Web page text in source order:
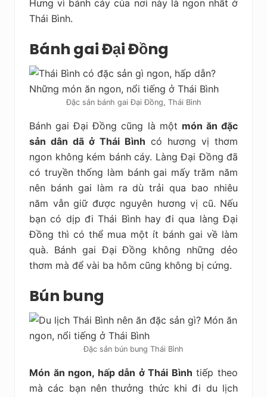
Hưng vì bánh cáy của nơi này là ngon nhất ở
Thái Bình.
Bánh gai Đại Đồng
Đặc sản bánh gai Đại Đồng, Thái Bình
Bánh gai Đại Đồng cũng là một món ăn đặc
sản dân dã ở Thái Bình có hương vị thơm
ngon không kém bánh cáy. Làng Đại Đồng đã
có truyền thống làm bánh gai mấy trăm năm
nên bánh gai làm ra dù trải qua bao nhiêu
năm vẫn giữ được nguyên hương vị cũ. Nếu
bạn có dịp đi Thái Bình hay đi qua làng Đại
Đồng thì có thể mua một ít bánh gai về làm
quà. Bánh gai Đại Đồng không những dẻo
thơm mà để vài ba hôm cũng không bị cứng.
Bún bung
Đặc sản bún bung Thái Bình
Món ăn ngon, hấp dẫn ở Thái Bình tiếp theo
mà các bạn nên thưởng thức khi đi du lịch